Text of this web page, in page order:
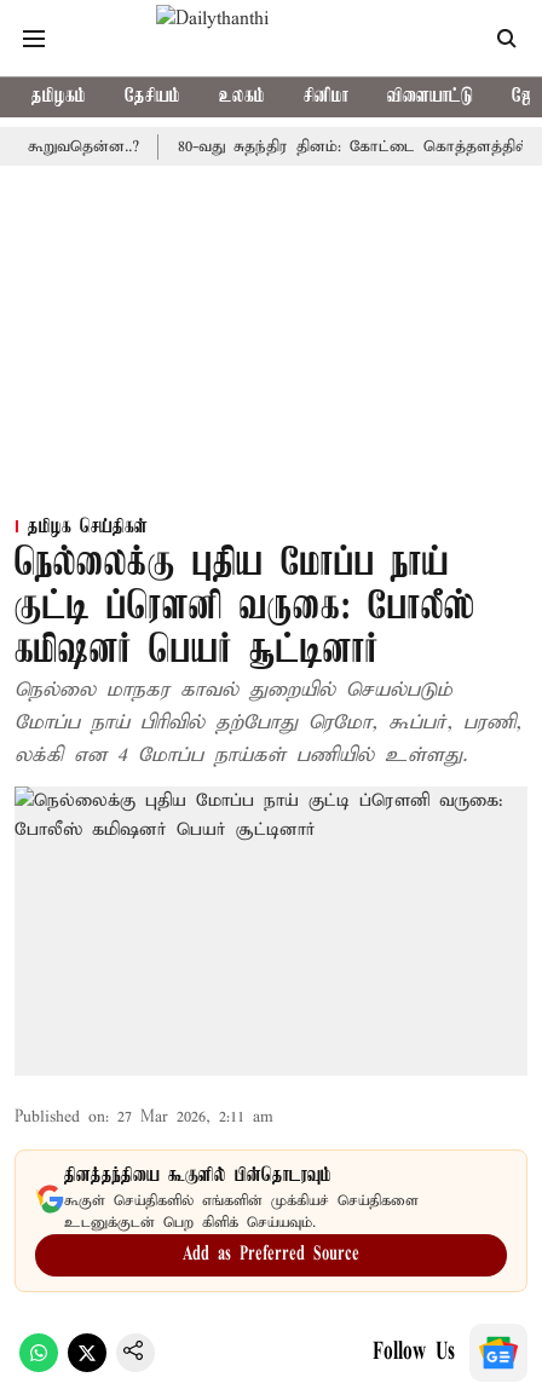
தமிழகம் தேசியம் உலகம் சினிமா விளையாட்டு
80-வது சுதந்திர தினம்: கோட்டை கொத்தளத்தில் முதல்
தமிழக செய்திகள்
நெல்லைக்கு புதிய மோப்ப நாய்
குட்டி ப்ரௌனி வருகை: போலீஸ்
கமிஷனர் பெயர் சூட்டினார்
நெல்லை மாநகர காவல் துறையில் செயல்படும்
மோப்ப நாய் பிரிவில் தற்போது ரெமோ, கூப்பர், பரணி,
லக்கி என 4 மோப்ப நாய்கள் பணியில் உள்ளது.
Published on: 27 Mar 2026, 2:11 am
தினத்தந்தியை கூகுளில் பின்தொடரவும்
கூகுள் செய்திகளில் எங்களின் முக்கியச் செய்திகளை
உடனுக்குடன் பெற கிளிக் செய்யவும்.
Add as Preferred Source
Follow Us